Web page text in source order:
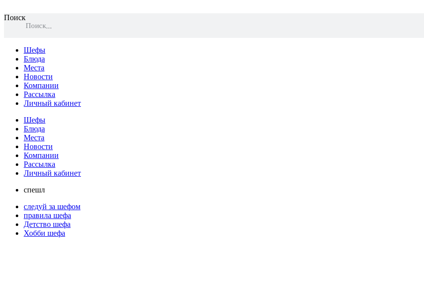
Поиск
Поиск
Шефы
Блюда
Места
Новости
Компании
Рассылка
Личный кабинет
Шефы
Блюда
Места
Новости
Компании
Рассылка
Личный кабинет
спешл
следуй за шефом
правила шефа
Детство шефа
Хобби шефа